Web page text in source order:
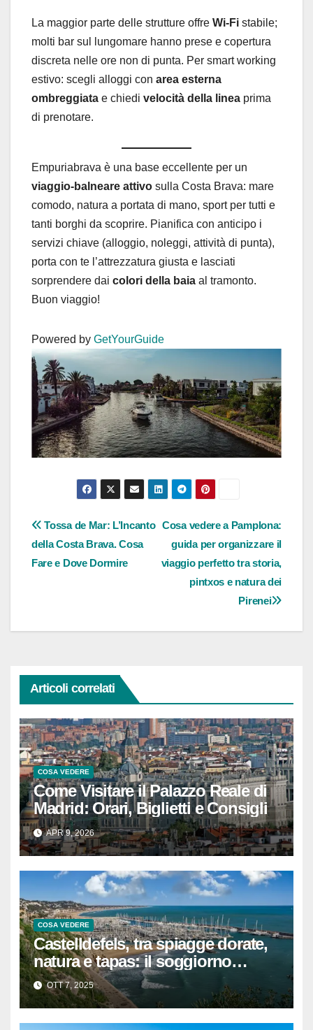
La maggior parte delle strutture offre Wi-Fi stabile;
molti bar sul lungomare hanno prese e copertura
discreta nelle ore non di punta. Per smart working
estivo: scegli alloggi con area esterna
ombreggiata e chiedi velocità della linea prima
di prenotare.
Empuriabrava è una base eccellente per un
viaggio-balneare attivo sulla Costa Brava: mare
comodo, natura a portata di mano, sport per tutti e
tanti borghi da scoprire. Pianifica con anticipo i
servizi chiave (alloggio, noleggi, attività di punta),
porta con te l’attrezzatura giusta e lasciati
sorprendere dai colori della baia al tramonto.
Buon viaggio!
Powered by GetYourGuide
Navigazione
articoli
Cosa vedere a Pamplona:
guida per organizzare il
viaggio perfetto tra storia,
pintxos e natura dei
Pirenei
Tossa de Mar: L’Incanto
della Costa Brava. Cosa
Fare e Dove Dormire
Articoli correlati
COSA VEDERE
Come Visitare il Palazzo Reale di
Madrid: Orari, Biglietti e Consigli
APR 9, 2026
COSA VEDERE
Castelldefels, tra spiagge dorate,
natura e tapas: il soggiorno
perfetto vicino a Barcellona
OTT 7, 2025